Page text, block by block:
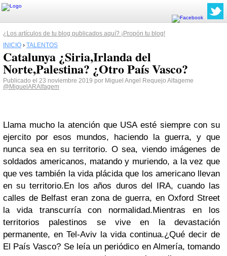
¿Los artículos de tu blog publicados aquí? ¡Propón tu blog!
INICIO › TALENTOS
Catalunya ¿Siria,Irlanda del
Norte,Palestina? ¿Otro País Vasco?
Publicado el 23 noviembre 2019 por Miguel Angel Requejo Alfageme
@MiguelARAlfagem
Llama mucho la atención que USA esté siempre con su
ejercito por esos mundos, haciendo la guerra, y que
nunca sea en su territorio. O sea, viendo imágenes de
soldados americanos, matando y muriendo, a la vez que
que ves también la vida plácida que los americano llevan
en su territorio.En los años duros del IRA, cuando las
calles de Belfast eran zona de guerra, en Oxford Street
la vida transcurría con normalidad.Mientras en los
territorios palestinos se vive en la devastación
permanente, en Tel-Aviv la vida continua.¿Qué decir de
El País Vasco? Se leía un periódico en Almería, tomando